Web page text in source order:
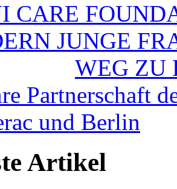
CARE
JUNGE
WEG ZU
Partnerschaft
und Berlin
Artikel